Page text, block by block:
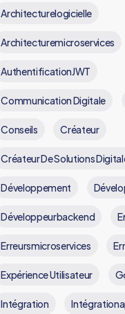
Architecturelogicielle
Architecturemicroservices
AuthentificationJWT
Communication Digitale
Conseils Créateur
Créateur De Solutions
Développement
Développeurbackend
Erreursmicroservices
Expérience Utilisateur
Intégration